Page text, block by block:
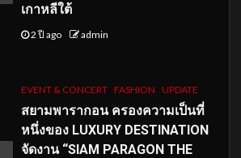
เกาหลีใต้
2 ปี ago admin
EVENT & CONCERT FASHION UPDATE
สยามพารากอน ครองความเป็นที่
หนึ่งของ LUXURY DESTINATION
จัดงาน “SIAM PARAGON THE